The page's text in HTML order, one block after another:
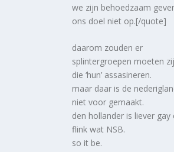
we zijn behoedzaam
ons doel niet op.[/quote]
daarom zouden er
splintergroepen moeten
die ‘hun’ assasineren.
maar daar is de
niet voor gemaakt.
den hollander is liever gay
flink wat NSB.
so it be.